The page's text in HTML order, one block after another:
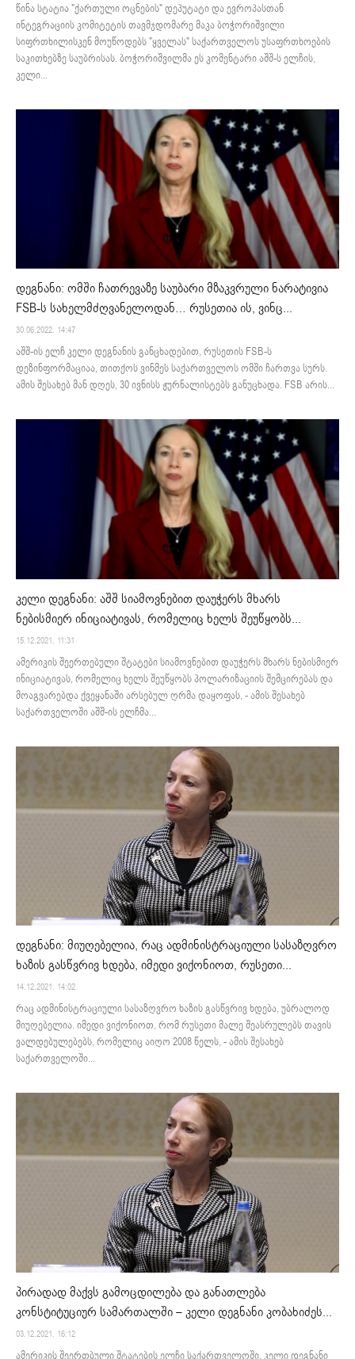
წინა სტატია "ქართული ოცნების" დეპუტატი და ევროპასთან
ინტეგრაციის კომიტეტის თავმჯდომარე მაკა ბოჭორიშვილი
სიფრთხილისკენ მოუწოდებს "ყველას" საქართველოს უსაფრთხოების
საკითხებზე საუბრისას. ბოჭორიშვილმა ეს კომენტარი აშშ-ს ელჩის,
კელი...
დეგნანი: ომში ჩათრევაზე საუბარი მზაკვრული ნარატივია
FSB-ს სახელმძღვანელოდან… რუსეთია ის, ვინც...
30.06.2022. 14:47
აშშ-ის ელჩ კელი დეგნანის განცხადებით, რუსეთის FSB-ს
დეზინფორმაციაა, თითქოს ვინმეს საქართველოს ომში ჩართვა სურს.
ამის შესახებ მან დღეს, 30 ივნისს ჟურნალისტებს განუცხადა. FSB არის...
კელი დეგნანი: აშშ სიამოვნებით დაუჭერს მხარს
ნებისმიერ ინიციატივას, რომელიც ხელს შეუწყობს...
15.12.2021. 11:31
ამერიკის შეერთებული შტატები სიამოვნებით დაუჭერს მხარს ნებისმიერ
ინიციატივას, რომელიც ხელს შეუწყობს პოლარიზაციის შემცირებას და
მოაგვარებდა ქვეყანაში არსებულ ღრმა დაყოფას, - ამის შესახებ
საქართველოში აშშ-ის ელჩმა...
დეგნანი: მიუღებელია, რაც ადმინისტრაციული სასაზღვრო
ხაზის გასწვრივ ხდება, იმედი ვიქონიოთ, რუსეთი...
14.12.2021. 14:02
რაც ადმინისტრაციული სასაზღვრო ხაზის გასწვრივ ხდება, უბრალოდ
მიუღებელია. იმედი ვიქონიოთ, რომ რუსეთი მალე შეასრულებს თავის
ვალდებულებებს, რომელიც აიღო 2008 წელს, - ამის შესახებ
საქართველოში...
პირადად მაქვს გამოცდილება და განათლება
კონსტიტუციურ სამართალში – კელი დეგნანი კობახიძეს...
03.12.2021. 16:12
ამერიკის შეერთბული შტატების ელჩი საქართველოში, კელი დეგნანი